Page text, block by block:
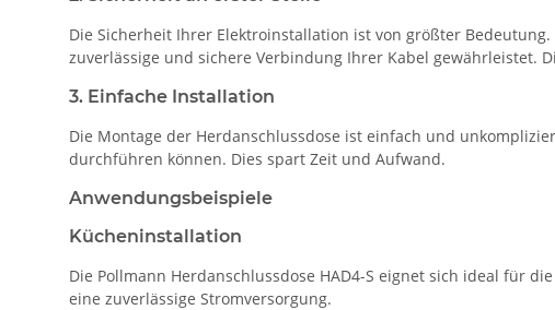
Die Sicherheit Ihrer Elektroinstallation ist von größter
zuverlässige und sichere Verbindung Ihrer Kabel gewährleistet.
3. Einfache Installation
Die Montage der Herdanschlussdose ist einfach und
durchführen können. Dies spart Zeit und Aufwand.
Anwendungsbeispiele
Kücheninstallation
Die Pollmann Herdanschlussdose HAD4-S eignet sich ideal für
eine zuverlässige Stromversorgung.